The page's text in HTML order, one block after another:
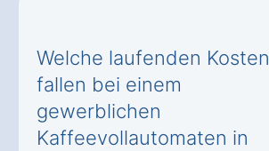
Welche laufenden Kosten
fallen bei einem
gewerblichen
Kaffeevollautomaten in